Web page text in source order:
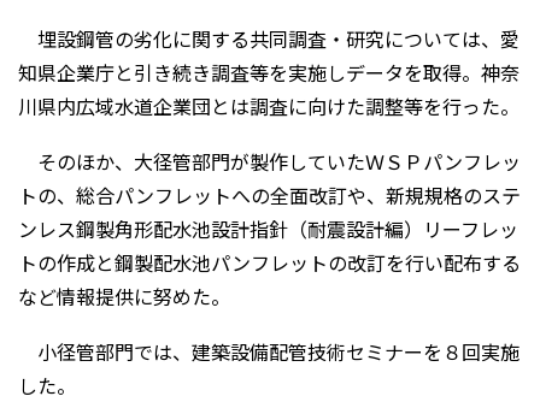
埋設鋼管の劣化に関する共同調査・研究については、愛
知県企業庁と引き続き調査等を実施しデータを取得。神奈
川県内広域水道企業団とは調査に向けた調整等を行った。
そのほか、大径管部門が製作していたＷＳＰパンフレッ
トの、総合パンフレットへの全面改訂や、新規規格のステ
ンレス鋼製角形配水池設計指針（耐震設計編）リーフレッ
トの作成と鋼製配水池パンフレットの改訂を行い配布する
など情報提供に努めた。
小径管部門では、建築設備配管技術セミナーを８回実施
した。